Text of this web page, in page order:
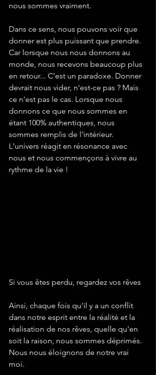
nous sommes vraiment.
Dans ce sens, nous pouvons voir que
donner est plus puissant que prendre.
Car lorsque nous nous donnons au
monde, nous recevons beaucoup plus
en retour... C'est un paradoxe. Donner
devrait nous vider, n'est-ce pas ? Mais
ce n'est pas le cas. Lorsque nous
donnons ce que nous sommes en
étant 100% authentiques, nous
sommes remplis de l'intérieur.
L'univers réagit en résonance avec
nous et nous commençons à vivre au
rythme de la vie !
Si vous êtes perdu, regardez vos rêves
Ainsi, chaque fois qu'il y a un conflit
dans notre esprit entre la réalité et la
réalisation de nos rêves, quelle qu'en
soit la raison, nous sommes déprimés.
Nous nous éloignons de notre vrai
moi.